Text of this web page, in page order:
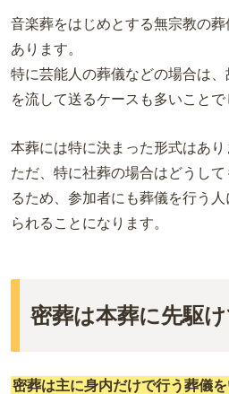
音楽葬をはじめとする無宗教の葬
あります。
特に芸能人の葬儀などの場合は
を流して送るケースも多いことで
本葬には特に決まった形式はあり
ただ、特に社葬の場合はどうし
るため、参加者にも葬儀を行う
られることになります。
密葬は本葬に先駆
密葬は主に身内だけで行う葬儀を